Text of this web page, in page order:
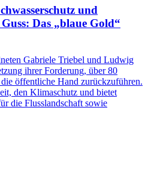
und
Das „blaue Gold“
Gabriele Triebel und Ludwig
ihrer Forderung, über 80
öffentliche Hand zurückzuführen.
den Klimaschutz und bietet
die Flusslandschaft sowie